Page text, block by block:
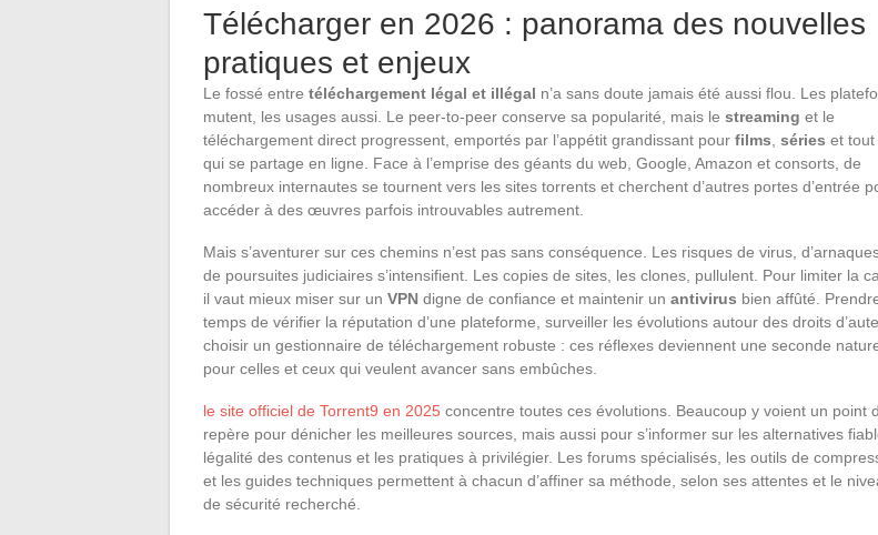
Télécharger en 2026 : panorama des nouvelles
pratiques et enjeux
Le fossé entre téléchargement légal et illégal n’a sans doute jamais été aussi flou. Les
mutent, les usages aussi. Le peer-to-peer conserve sa popularité, mais le streaming et le
téléchargement direct progressent, emportés par l’appétit grandissant pour films séries et tout
qui se partage en ligne. Face à l’emprise des géants du web, Google, Amazon et consorts, de
nombreux internautes se tournent vers les sites torrents et cherchent d’autres portes d’entrée
accéder à des œuvres parfois introuvables autrement.
Mais s’aventurer sur ces chemins n’est pas sans conséquence. Les risques de virus,
de poursuites judiciaires s’intensifient. Les copies de sites, les clones, pullulent. Pour limiter la
il vaut mieux miser sur un VPN digne de confiance et maintenir un antivirus bien affûté.
temps de vérifier la réputation d’une plateforme, surveiller les évolutions autour des droits
choisir un gestionnaire de téléchargement robuste : ces réflexes deviennent une seconde
pour celles et ceux qui veulent avancer sans embûches.
le site officiel de Torrent9 en 2025 concentre toutes ces évolutions. Beaucoup y voient un point
repère pour dénicher les meilleures sources, mais aussi pour s’informer sur les alternatives
légalité des contenus et les pratiques à privilégier. Les forums spécialisés, les outils de
et les guides techniques permettent à chacun d’affiner sa méthode, selon ses attentes et le
de sécurité recherché.